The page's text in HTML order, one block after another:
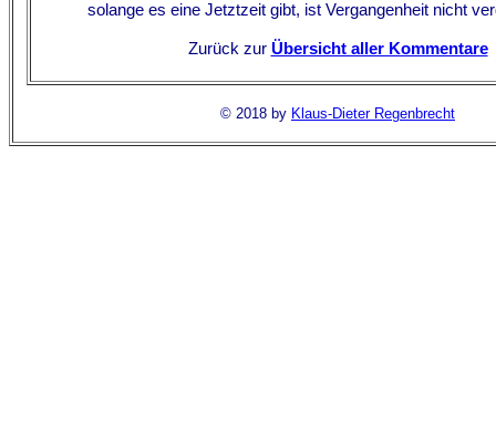
solange es eine Jetztzeit gibt, ist Vergangenheit nicht
Zurück zur Übersicht aller Kommentare
© 2018 by Klaus-Dieter Regenbrecht